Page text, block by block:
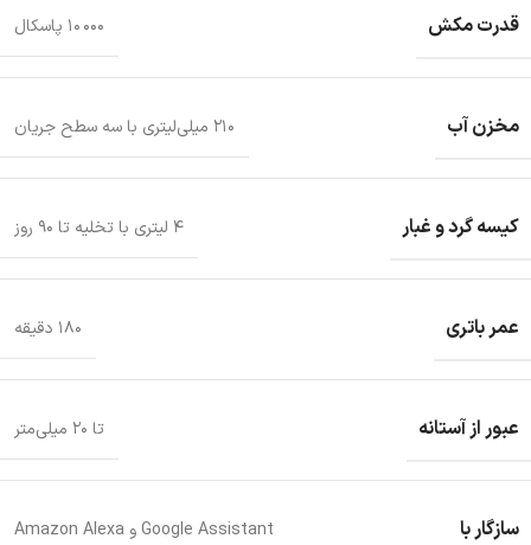
قدرت مکش ۱۰ ۰۰۰ پاسکال
مخزن آب ۲۱۰ میلی‌لیتری با سه سطح جریان
کیسه گرد و غبار ۴ لیتری با تخلیه تا ۹۰ روز
عمر باتری ۱۸۰ دقیقه
عبور از آستانه تا ۲۰ میلی‌متر
سازگار با Google Assistant و Amazon Alexa